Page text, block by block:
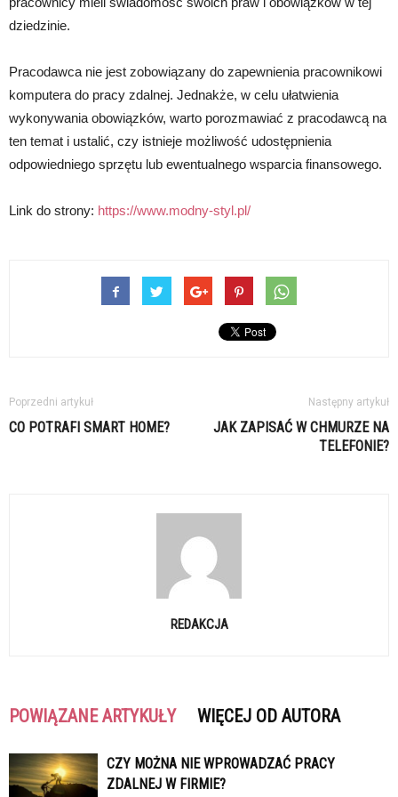
dziedzinie.
Pracodawca nie jest zobowiązany do zapewnienia pracownikowi
komputera do pracy zdalnej. Jednakże, w celu ułatwienia
wykonywania obowiązków, warto porozmawiać z pracodawcą na
ten temat i ustalić, czy istnieje możliwość udostępnienia
odpowiedniego sprzętu lub ewentualnego wsparcia finansowego.
Link do strony: https://www.modny-styl.pl/
Poprzedni artykuł
CO POTRAFI SMART HOME?
Następny artykuł
JAK ZAPISAĆ W CHMURZE NA
TELEFONIE?
REDAKCJA
POWIĄZANE ARTYKUŁY WIĘCEJ OD AUTORA
CZY MOŻNA NIE WPROWADZAĆ PRACY
ZDALNEJ W FIRMIE?